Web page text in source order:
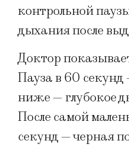
контрольной
дыхания после
Доктор
Пауза в 60 секунд
ниже — глубокое
После самой
секунд — черная